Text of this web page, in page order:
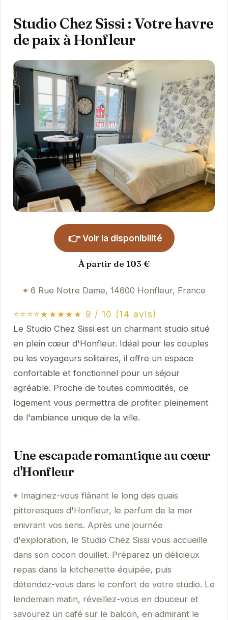
Studio Chez Sissi : Votre havre
de paix à Honfleur
👉 Voir la disponibilité
À partir de 103 €
6 Rue Notre Dame, 14600 Honfleur, France
⭐⭐⭐⭐★★★★★ 9 / 10 (14 avis)
Le Studio Chez Sissi est un charmant studio situé
en plein cœur d'Honfleur. Idéal pour les couples
ou les voyageurs solitaires, il offre un espace
confortable et fonctionnel pour un séjour
agréable. Proche de toutes commodités, ce
logement vous permettra de profiter pleinement
de l'ambiance unique de la ville.
Une escapade romantique au cœur
d'Honfleur
Imaginez-vous flânant le long des quais
pittoresques d'Honfleur, le parfum de la mer
enivrant vos sens. Après une journée
d'exploration, le Studio Chez Sissi vous accueille
dans son cocon douillet. Préparez un délicieux
repas dans la kitchenette équipée, puis
détendez-vous dans le confort de votre studio. Le
lendemain matin, réveillez-vous en douceur et
savourez un café sur le balcon, en admirant le